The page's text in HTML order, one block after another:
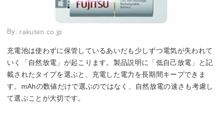
By: rakuten.co.jp
充電池は使わずに保管しているあいだも少しずつ電気が失われて
いく「自然放電」が起こります。製品説明に「低自己放電」と記
載されたタイプを選ぶと、充電した電力を長期間キープできま
す。mAhの数値だけで選ぶのではなく、自然放電の速さも考慮し
て選ぶことが大切です。